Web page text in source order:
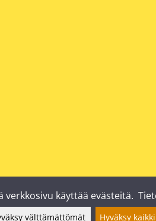
verkkosivu käyttää evästeitä.
välttämättömät Hyväksy kaikki